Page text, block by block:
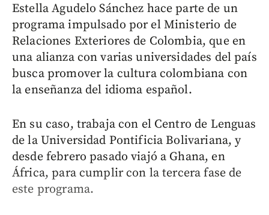
Estella Agudelo Sánchez hace parte de un
programa impulsado por el Ministerio de
Relaciones Exteriores de Colombia, que en
una alianza con varias universidades del país
busca promover la cultura colombiana con
la enseñanza del idioma español.
En su caso, trabaja con el Centro de Lenguas
de la Universidad Pontificia Bolivariana, y
desde febrero pasado viajó a Ghana, en
África, para cumplir con la tercera fase de
este programa.